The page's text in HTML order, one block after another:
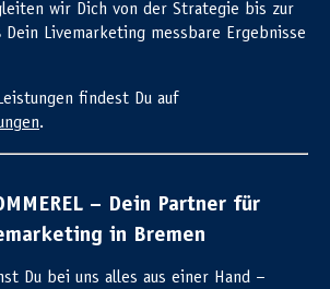
wir Dich von der Strategie bis zur
Dein Livemarketing messbare Ergebnisse
findest Du auf
.
– Dein Partner für
in Bremen
Du bei uns alles aus einer Hand –